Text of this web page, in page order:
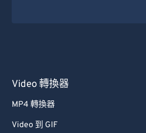
Video 轉換器
MP4 轉換器
Video 到 GIF